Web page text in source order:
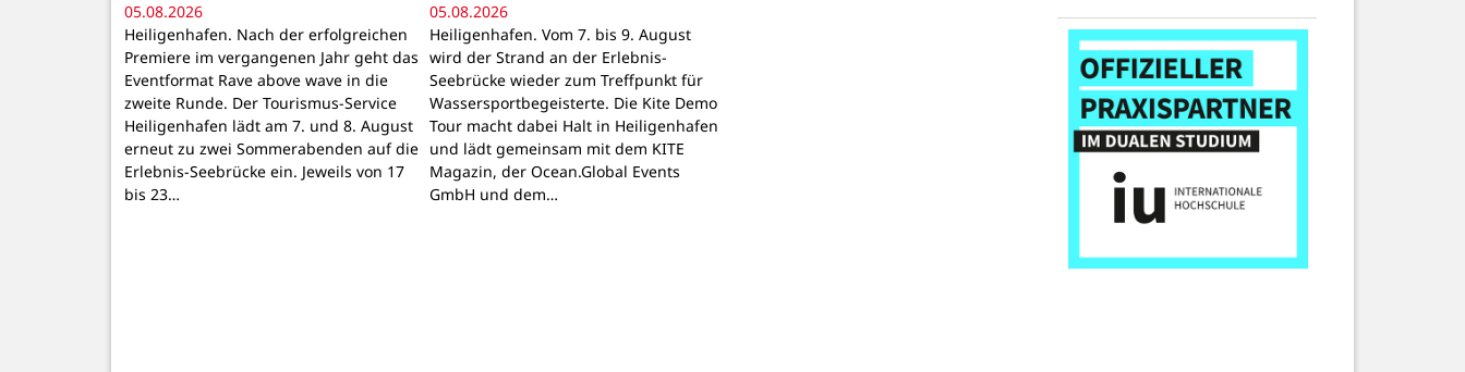
05.08.2026
Heiligenhafen. Nach der erfolgreichen
Premiere im vergangenen Jahr geht das
Eventformat Rave above wave in die
zweite Runde. Der Tourismus-Service
Heiligenhafen lädt am 7. und 8. August
erneut zu zwei Sommerabenden auf die
Erlebnis-Seebrücke ein. Jeweils von 17
bis 23…
05.08.2026
Heiligenhafen. Vom 7. bis 9. August
wird der Strand an der Erlebnis-
Seebrücke wieder zum Treffpunkt für
Wassersportbegeisterte. Die Kite Demo
Tour macht dabei Halt in Heiligenhafen
und lädt gemeinsam mit dem KITE
Magazin, der Ocean.Global Events
GmbH und dem…